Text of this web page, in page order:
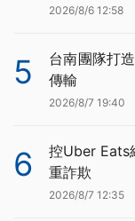
2026/8/6 12:58
5
台南團隊打
傳輸
2026/8/7 19:40
6
控Uber Eats
重詐欺
2026/8/7 12:35